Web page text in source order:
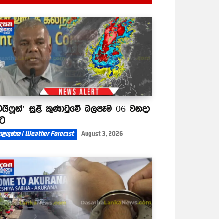
සුළි කුණාටුවේ බලපෑම 06 වනදා
| Weather Forecast August 3, 2026